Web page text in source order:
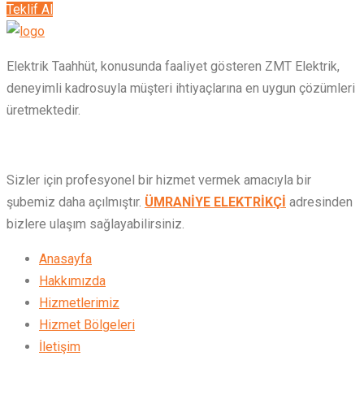
Teklif Al
Elektrik Taahhüt, konusunda faaliyet gösteren ZMT Elektrik,
deneyimli kadrosuyla müşteri ihtiyaçlarına en uygun çözümleri
üretmektedir.
Sizler için profesyonel bir hizmet vermek amacıyla bir
şubemiz daha açılmıştır. ÜMRANİYE ELEKTRİKÇİ adresinden
bizlere ulaşım sağlayabilirsiniz.
Anasayfa
Hakkımızda
Hizmetlerimiz
Hizmet Bölgeleri
İletişim